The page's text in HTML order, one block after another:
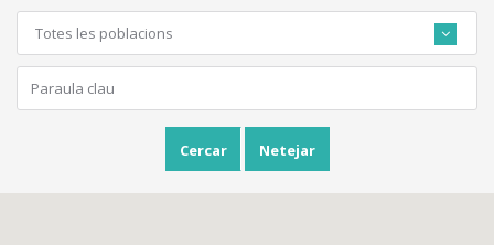
Totes les poblacions
Cercar Netejar